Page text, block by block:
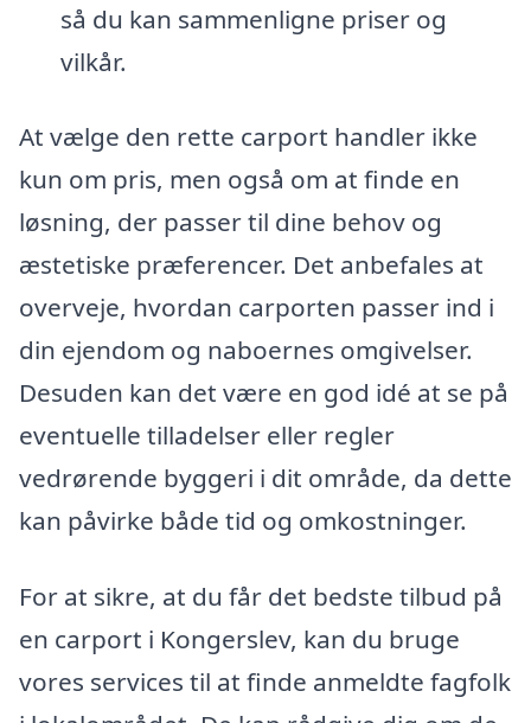
så du kan sammenligne priser og
vilkår.
At vælge den rette carport handler ikke
kun om pris, men også om at finde en
løsning, der passer til dine behov og
æstetiske præferencer. Det anbefales at
overveje, hvordan carporten passer ind i
din ejendom og naboernes omgivelser.
Desuden kan det være en god idé at se på
eventuelle tilladelser eller regler
vedrørende byggeri i dit område, da dette
kan påvirke både tid og omkostninger.
For at sikre, at du får det bedste tilbud på
en carport i Kongerslev, kan du bruge
vores services til at finde anmeldte fagfolk